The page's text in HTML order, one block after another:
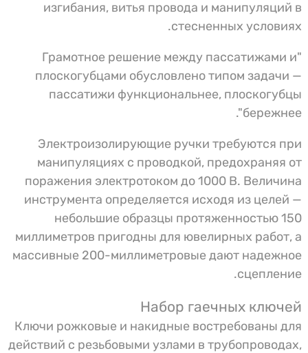
изгибания, витья провода и манипуляций в
стесненных условиях.
"Грамотное решение между пассатижами и
плоскогубцами обусловлено типом задачи —
пассатижи функциональнее, плоскогубцы
бережнее".
Электроизолирующие ручки требуются при
манипуляциях с проводкой, предохраняя от
поражения электротоком до 1000 В. Величина
инструмента определяется исходя из целей —
небольшие образцы протяженностью 150
миллиметров пригодны для ювелирных работ, а
массивные 200-миллиметровые дают надежное
сцепление.
Набор гаечных ключей
Ключи рожковые и накидные востребованы для
действий с резьбовыми узлами в трубопроводах,